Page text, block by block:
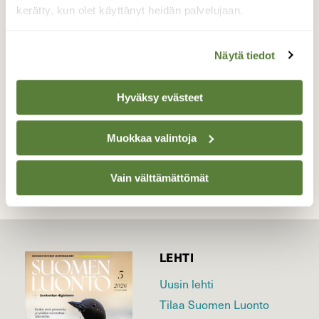
kerätty, kun olet käyttänyt heidän palvelujaan.
Näytä tiedot
Hyväksy evästeet
Muokkaa valintoja
Vain välttämättömät
muuttomatkalla.
Valokuvaaja: Kyösti Romppanen, Hanko Itämeren
TAKAISIN LISTAAN
LEHTI
Uusin lehti
Tilaa Suomen Luonto